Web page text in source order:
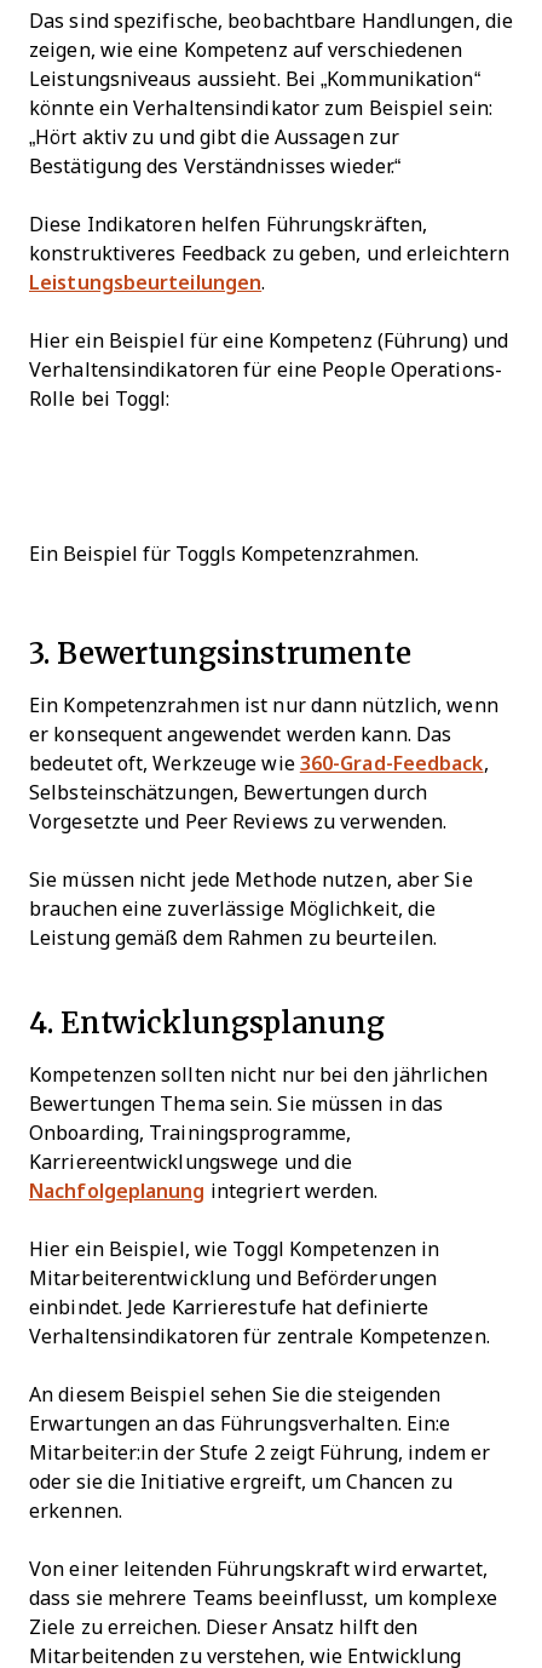
Das sind spezifische, beobachtbare Handlungen, die
zeigen, wie eine Kompetenz auf verschiedenen
Leistungsniveaus aussieht. Bei „Kommunikation“
könnte ein Verhaltensindikator zum Beispiel sein:
„Hört aktiv zu und gibt die Aussagen zur
Bestätigung des Verständnisses wieder.“
Diese Indikatoren helfen Führungskräften,
konstruktiveres Feedback zu geben, und erleichtern
Leistungsbeurteilungen.
Hier ein Beispiel für eine Kompetenz (Führung) und
Verhaltensindikatoren für eine People Operations-
Rolle bei Toggl:
Ein Beispiel für Toggls Kompetenzrahmen.
3. Bewertungsinstrumente
Ein Kompetenzrahmen ist nur dann nützlich, wenn
er konsequent angewendet werden kann. Das
bedeutet oft, Werkzeuge wie 360-Grad-Feedback,
Selbsteinschätzungen, Bewertungen durch
Vorgesetzte und Peer Reviews zu verwenden.
Sie müssen nicht jede Methode nutzen, aber Sie
brauchen eine zuverlässige Möglichkeit, die
Leistung gemäß dem Rahmen zu beurteilen.
4. Entwicklungsplanung
Kompetenzen sollten nicht nur bei den jährlichen
Bewertungen Thema sein. Sie müssen in das
Onboarding, Trainingsprogramme,
Karriereentwicklungswege und die
Nachfolgeplanung integriert werden.
Hier ein Beispiel, wie Toggl Kompetenzen in
Mitarbeiterentwicklung und Beförderungen
einbindet. Jede Karrierestufe hat definierte
Verhaltensindikatoren für zentrale Kompetenzen.
An diesem Beispiel sehen Sie die steigenden
Erwartungen an das Führungsverhalten. Ein:e
Mitarbeiter:in der Stufe 2 zeigt Führung, indem er
oder sie die Initiative ergreift, um Chancen zu
erkennen.
Von einer leitenden Führungskraft wird erwartet,
dass sie mehrere Teams beeinflusst, um komplexe
Ziele zu erreichen. Dieser Ansatz hilft den
Mitarbeitenden zu verstehen, wie Entwicklung